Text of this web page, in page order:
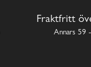
Fraktfritt
Annars 59